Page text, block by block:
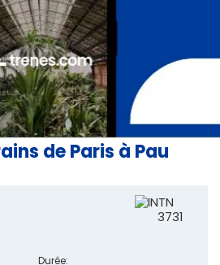
de Paris à Pau
3731
Durée: